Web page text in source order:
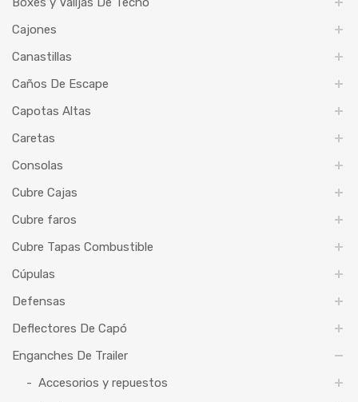
Cajones
Canastillas
Caños De Escape
Capotas Altas
Caretas
Consolas
Cubre Cajas
Cubre faros
Cubre Tapas Combustible
Cúpulas
Defensas
Deflectores De Capó
Enganches De Trailer
Accesorios y repuestos